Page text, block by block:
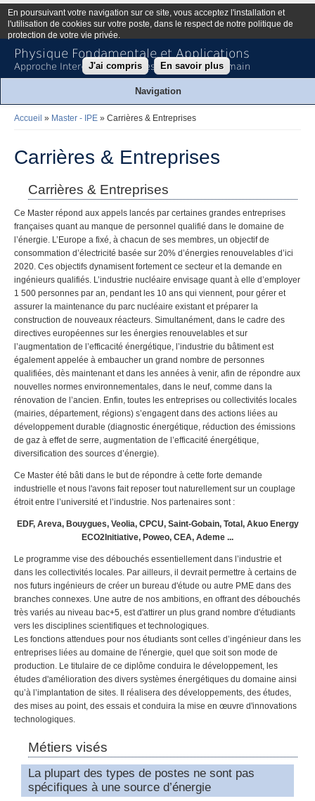
En poursuivant votre navigation sur ce site, vous acceptez l'installation et
l'utilisation de cookies sur votre poste, dans le respect de notre politique de
protection de votre vie privée.
J'ai compris En savoir plus
Physique Fondamentale et Applications
Approche Interdisciplinaire des Énergies de Demain
Navigation
Vous êtes ici
Accueil » Master - IPE » Carrières & Entreprises
Carrières & Entreprises
Carrières & Entreprises
Ce Master répond aux appels lancés par certaines grandes entreprises
françaises quant au manque de personnel qualifié dans le domaine de
l’énergie. L’Europe a fixé, à chacun de ses membres, un objectif de
consommation d’électricité basée sur 20% d’énergies renouvelables d’ici
2020. Ces objectifs dynamisent fortement ce secteur et la demande en
ingénieurs qualifiés. L’industrie nucléaire envisage quant à elle d’employer
1 500 personnes par an, pendant les 10 ans qui viennent, pour gérer et
assurer la maintenance du parc nucléaire existant et préparer la
construction de nouveaux réacteurs. Simultanément, dans le cadre des
directives européennes sur les énergies renouvelables et sur
l’augmentation de l’efficacité énergétique, l’industrie du bâtiment est
également appelée à embaucher un grand nombre de personnes
qualifiées, dès maintenant et dans les années à venir, afin de répondre aux
nouvelles normes environnementales, dans le neuf, comme dans la
rénovation de l’ancien. Enfin, toutes les entreprises ou collectivités locales
(mairies, département, régions) s’engagent dans des actions liées au
développement durable (diagnostic énergétique, réduction des émissions
de gaz à effet de serre, augmentation de l’efficacité énergétique,
diversification des sources d’énergie).
Ce Master été bâti dans le but de répondre à cette forte demande
industrielle et nous l'avons fait reposer tout naturellement sur un couplage
étroit entre l’université et l’industrie. Nos partenaires sont :
EDF, Areva, Bouygues, Veolia, CPCU, Saint-Gobain, Total, Akuo Energy
ECO2Initiative, Poweo, CEA, Ademe ...
Le programme vise des débouchés essentiellement dans l’industrie et
dans les collectivités locales. Par ailleurs, il devrait permettre à certains de
nos futurs ingénieurs de créer un bureau d'étude ou autre PME dans des
branches connexes. Une autre de nos ambitions, en offrant des débouchés
très variés au niveau bac+5, est d'attirer un plus grand nombre d'étudiants
vers les disciplines scientifiques et technologiques.
Les fonctions attendues pour nos étudiants sont celles d’ingénieur dans les
entreprises liées au domaine de l'énergie, quel que soit son mode de
production. Le titulaire de ce diplôme conduira le développement, les
études d'amélioration des divers systèmes énergétiques du domaine ainsi
qu’à l’implantation de sites. Il réalisera des développements, des études,
des mises au point, des essais et conduira la mise en œuvre d'innovations
technologiques.
Métiers visés
La plupart des types de postes ne sont pas
spécifiques à une source d’énergie